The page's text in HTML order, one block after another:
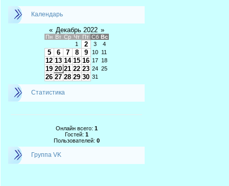
Календарь
« Декабрь 2022 »
Пн Вт Ср Чт Пт Сб Вс
1
2 3 4
5 6 7 8 9 10 11
12 13 14 15 16 17 18
19 20 21 22 23 24 25
26 27 28 29 30 31
Статистика
Онлайн всего: 1
Гостей: 1
Пользователей: 0
Группа VK